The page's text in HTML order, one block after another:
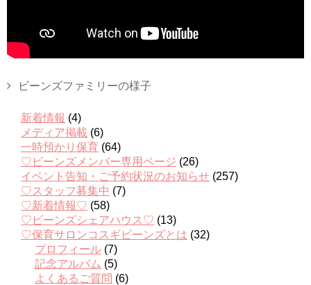
ビーンズファミリーの様子
新着情報 (4)
メディア掲載 (6)
一時預かり保育 (64)
♡ビーンズメンバー専用ページ (26)
イベント告知・ご予約状況のお知らせ (257)
♡スタッフ募集中 (7)
♡新着情報♡ (58)
♡ビーンズシェアハウス♡ (13)
♡保育サロンコスギビーンズとは (32)
プロフィール (7)
記念アルバム (5)
よくあるご質問 (6)